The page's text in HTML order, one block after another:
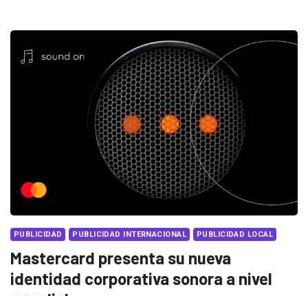
PUBLICIDAD PUBLICIDAD INTERNACIONAL PUBLICIDAD LOCAL
Mastercard presenta su nueva
identidad corporativa sonora a nivel